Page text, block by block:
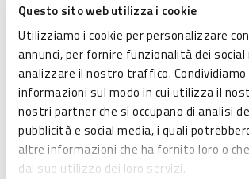
Questo sito web utilizza i cookie
Utilizziamo i cookie per personalizzare
annunci, per fornire funzionalità dei social
analizzare il nostro traffico.
informazioni sul modo in cui utilizza il
nostri partner che si occupano di analisi
pubblicità e social media, i quali
altre informazioni che ha fornito loro o
dal suo utilizzo dei loro servizi.
Casalecchio di Reno, Bazzano e Vignola;
eccellenza e di rappresentanza mondiale per
artistici, naturalistici gastronomici e
alle strade dei motori (Ferrari, Lamborghini e
fiere di prodotto internazionali.
Vantaggi abbonat* Card Cultura :
(invece che € 5)